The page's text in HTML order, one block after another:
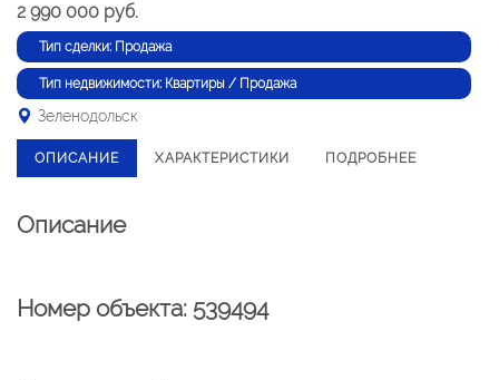
2 990 000 руб.
Тип сделки: Продажа
Тип недвижимости: Квартиры / Продажа
Зеленодольск
ОПИСАНИЕ ХАРАКТЕРИСТИКИ ПОДРОБНЕЕ
Описание
Номер объекта: 539494